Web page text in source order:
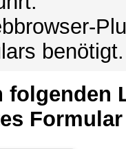
benötigt.
folgenden